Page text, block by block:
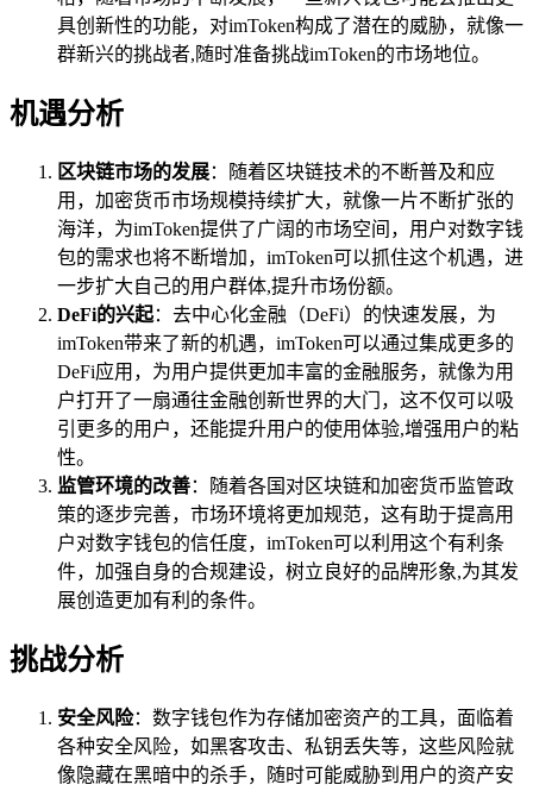
具创新性的功能，对imToken构成了潜在的威胁，就像一
群新兴的挑战者,随时准备挑战imToken的市场地位。
机遇分析
区块链市场的发展：随着区块链技术的不断普及和应
用，加密货币市场规模持续扩大，就像一片不断扩张的
海洋，为imToken提供了广阔的市场空间，用户对数字钱
包的需求也将不断增加，imToken可以抓住这个机遇，进
一步扩大自己的用户群体,提升市场份额。
DeFi的兴起：去中心化金融（DeFi）的快速发展，为
imToken带来了新的机遇，imToken可以通过集成更多的
DeFi应用，为用户提供更加丰富的金融服务，就像为用
户打开了一扇通往金融创新世界的大门，这不仅可以吸
引更多的用户，还能提升用户的使用体验,增强用户的粘
性。
监管环境的改善：随着各国对区块链和加密货币监管政
策的逐步完善，市场环境将更加规范，这有助于提高用
户对数字钱包的信任度，imToken可以利用这个有利条
件，加强自身的合规建设，树立良好的品牌形象,为其发
展创造更加有利的条件。
挑战分析
安全风险：数字钱包作为存储加密资产的工具，面临着
各种安全风险，如黑客攻击、私钥丢失等，这些风险就
像隐藏在黑暗中的杀手，随时可能威胁到用户的资产安